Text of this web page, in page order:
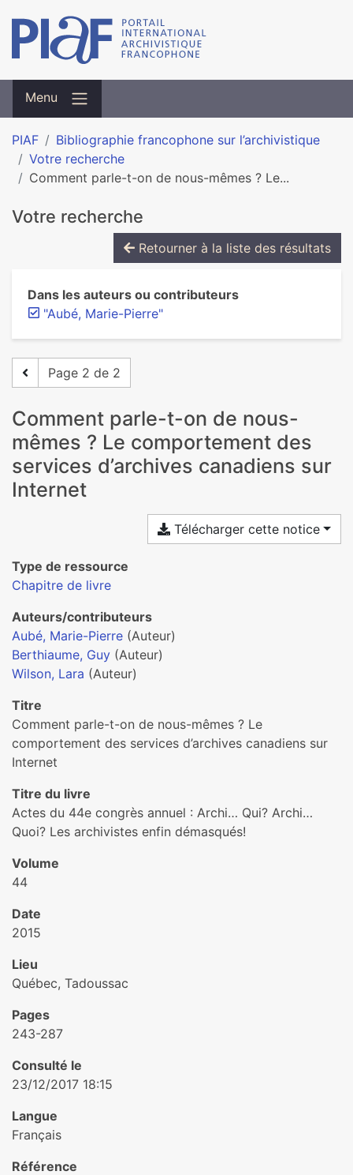
Menu
PIAF
Bibliographie francophone sur l’archivistique
Votre recherche
Comment parle-t-on de nous-mêmes ? Le...
Votre recherche
Retourner à la liste des résultats
Dans les auteurs ou contributeurs
"Aubé, Marie-Pierre"
Page 2 de 2
Comment parle-t-on de nous-
mêmes ? Le comportement des
services d’archives canadiens sur
Internet
Télécharger cette notice
Type de ressource
Chapitre de livre
Auteurs/contributeurs
Aubé, Marie-Pierre (Auteur)
Berthiaume, Guy (Auteur)
Wilson, Lara (Auteur)
Titre
Comment parle-t-on de nous-mêmes ? Le
comportement des services d’archives canadiens sur
Internet
Titre du livre
Actes du 44e congrès annuel : Archi… Qui? Archi…
Quoi? Les archivistes enfin démasqués!
Volume
44
Date
2015
Lieu
Québec, Tadoussac
Pages
243-287
Consulté le
23/12/2017 18:15
Langue
Français
Référence